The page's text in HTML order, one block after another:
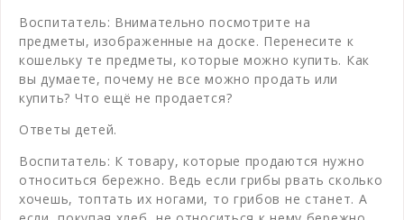
Воспитатель: Внимательно посмотрите на
предметы, изображенные на доске. Перенесите к
кошельку те предметы, которые можно купить. Как
вы думаете, почему не все можно продать или
купить? Что ещё не продается?
Ответы детей.
Воспитатель: К товару, которые продаются нужно
относиться бережно. Ведь если грибы рвать сколько
хочешь, топтать их ногами, то грибов не станет. А